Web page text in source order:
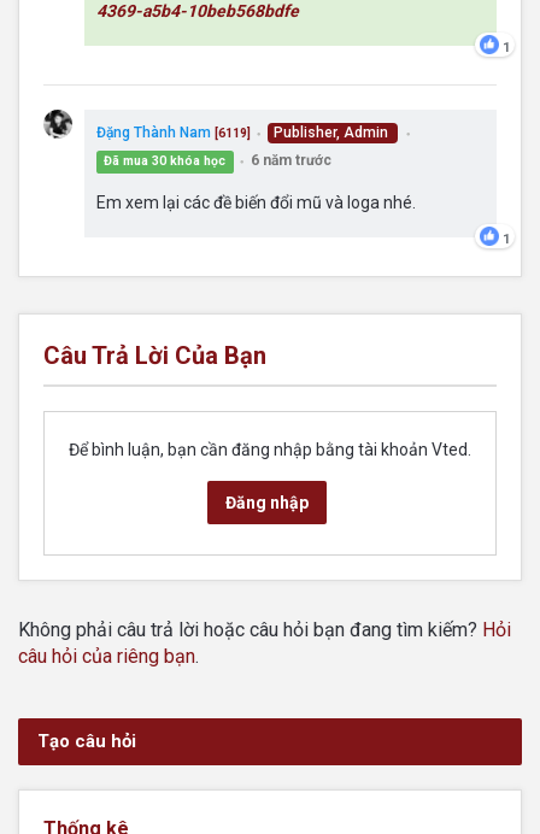
4369-a5b4-10beb568bdfe
1
Đặng Thành Nam [6119] ● Publisher, Admin ●
Đã mua 30 khóa học ● 6 năm trước
Em xem lại các đề biến đổi mũ và loga nhé.
1
Câu Trả Lời Của Bạn
Để bình luận, bạn cần đăng nhập bằng tài khoản Vted.
Đăng nhập
Không phải câu trả lời hoặc câu hỏi bạn đang tìm kiếm? Hỏi
câu hỏi của riêng bạn.
Tạo câu hỏi
Thống kê